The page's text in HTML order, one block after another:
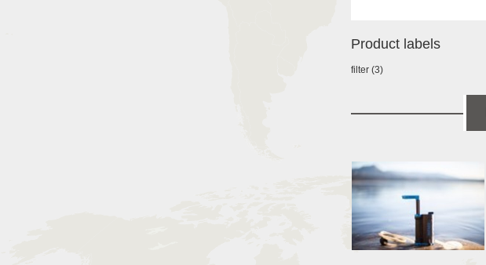
Product labels
filter (3)